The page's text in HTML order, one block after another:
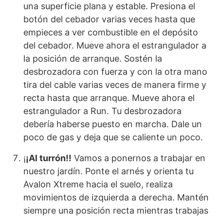
una superficie plana y estable. Presiona el
botón del cebador varias veces hasta que
empieces a ver combustible en el depósito
del cebador. Mueve ahora el estrangulador a
la posición de arranque. Sostén la
desbrozadora con fuerza y con la otra mano
tira del cable varias veces de manera firme y
recta hasta que arranque. Mueve ahora el
estrangulador a Run. Tu desbrozadora
debería haberse puesto en marcha. Dale un
poco de gas y deja que se caliente un poco.
¡¡Al turrón!! Vamos a ponernos a trabajar en
nuestro jardín. Ponte el arnés y orienta tu
Avalon Xtreme hacia el suelo, realiza
movimientos de izquierda a derecha. Mantén
siempre una posición recta mientras trabajas